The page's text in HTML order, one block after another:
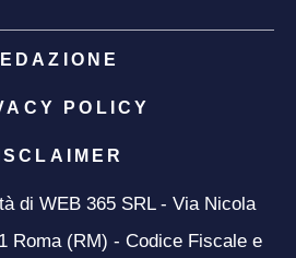
POLICY
di WEB 365 SRL - Via Nicola
Roma (RM) - Codice Fiscale e